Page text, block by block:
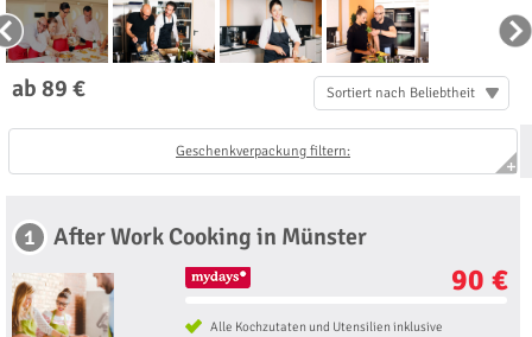
ab 89 € Sortiert nach Beliebtheit
Geschenkverpackung filtern:
1 After Work Cooking in Münster
90 €
Alle Kochzutaten und Utensilien inklusive